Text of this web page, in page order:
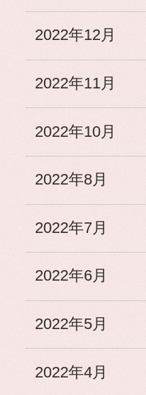
2022年12月
2022年11月
2022年10月
2022年8月
2022年7月
2022年6月
2022年5月
2022年4月